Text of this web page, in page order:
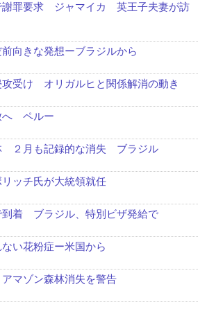
謝罪要求 ジャマイカ 英王子夫妻が訪
向きな発想ーブラジルから
攻受け オリガルヒと関係解消の動き
へ ペルー
２月も記録的な消失 ブラジル
ッチ氏が大統領就任
到着 ブラジル、特別ビザ発給で
い花粉症ー米国から
マゾン森林消失を警告